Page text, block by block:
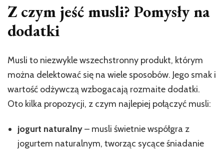
Z czym jeść musli? Pomysły na
dodatki
Musli to niezwykle wszechstronny produkt, którym
można delektować się na wiele sposobów. Jego smak i
wartość odżywczą wzbogacają rozmaite dodatki.
Oto kilka propozycji, z czym najlepiej połączyć musli:
jogurt naturalny– musli świetnie współgra z
jogurtem naturalnym, tworząc sycące śniadanie